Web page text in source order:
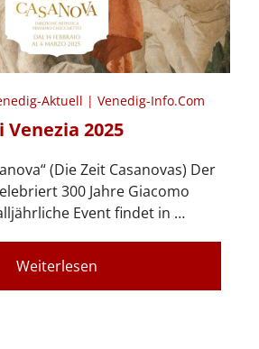
Aktuell | Venedig-Info.Com
2025
(Die Zeit Casanovas) Der
300 Jahre Giacomo
Event findet in …
Weiterlesen